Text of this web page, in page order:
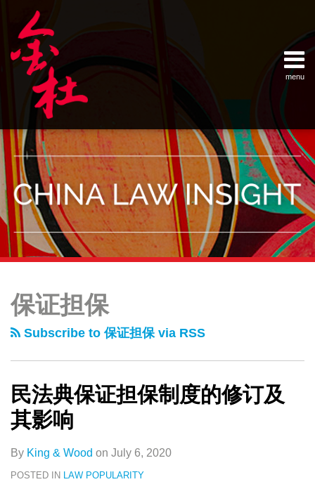
content
menu
Home
- 关于
金杜
Services
- 专业领
域
Contact
- 联系
我们
English
Example Link
China Banking Regulatory
China Insurance Regulatory
China Securities Regulatory
General Administration of Customs
Ministry of Commerce
National Development and Reform
Pacific Rim Advisory Council
State Administration for Industry &
State Administration of Foreign
Supreme People’s Court
World Law Group
RSS
LinkedIn
Weibo
保证担保
Subscribe to 保证担保 via RSS
民法典保证担保制度的修订及
其影响
By King & Wood on July 6, 2020
POSTED IN LAW POPULARITY
典
保
制
度
的
《承
诺
力
与
破